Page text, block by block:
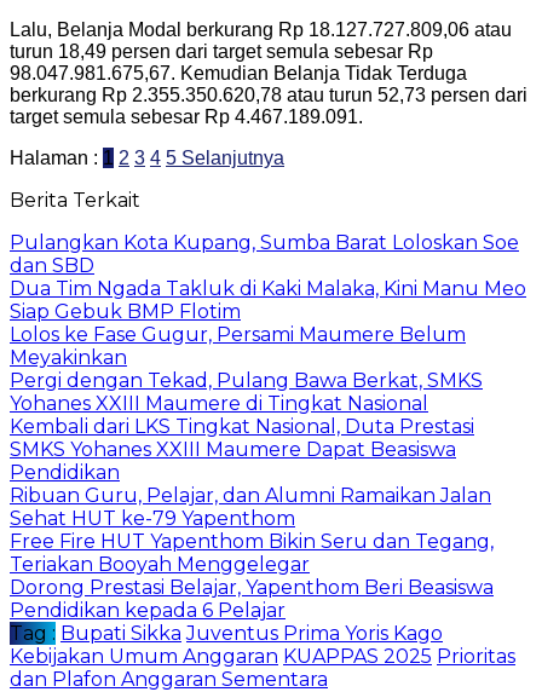
Lalu, Belanja Modal berkurang Rp 18.127.727.809,06 atau
turun 18,49 persen dari target semula sebesar Rp
98.047.981.675,67. Kemudian Belanja Tidak Terduga
berkurang Rp 2.355.350.620,78 atau turun 52,73 persen dari
target semula sebesar Rp 4.467.189.091.
Halaman : 1 2 3 4 5 Selanjutnya
Berita Terkait
Pulangkan Kota Kupang, Sumba Barat Loloskan Soe
dan SBD
Dua Tim Ngada Takluk di Kaki Malaka, Kini Manu Meo
Siap Gebuk BMP Flotim
Lolos ke Fase Gugur, Persami Maumere Belum
Meyakinkan
Pergi dengan Tekad, Pulang Bawa Berkat, SMKS
Yohanes XXIII Maumere di Tingkat Nasional
Kembali dari LKS Tingkat Nasional, Duta Prestasi
SMKS Yohanes XXIII Maumere Dapat Beasiswa
Pendidikan
Ribuan Guru, Pelajar, dan Alumni Ramaikan Jalan
Sehat HUT ke-79 Yapenthom
Free Fire HUT Yapenthom Bikin Seru dan Tegang,
Teriakan Booyah Menggelegar
Dorong Prestasi Belajar, Yapenthom Beri Beasiswa
Pendidikan kepada 6 Pelajar
Tag : Bupati Sikka Juventus Prima Yoris Kago
Kebijakan Umum Anggaran KUAPPAS 2025 Prioritas
dan Plafon Anggaran Sementara